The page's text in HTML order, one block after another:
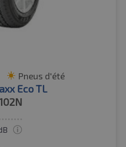
Pneus d'été
Eco TL